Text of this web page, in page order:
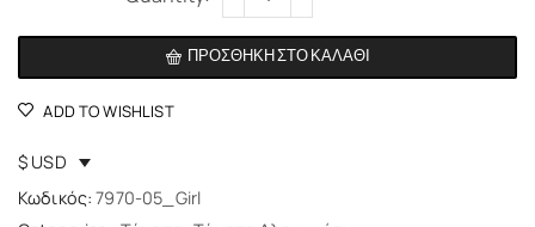
ΠΡΟΣΘΉΚΗ ΣΤΟ ΚΑΛΆΘΙ
ADD TO WISHLIST
$ USD
Κωδικός: 7970-05_Girl